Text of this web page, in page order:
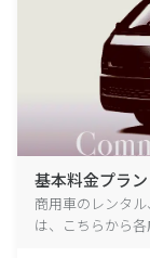
基本料金プラン
商用車のレンタ
は、こちらから各